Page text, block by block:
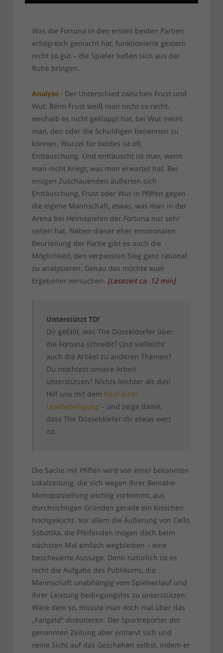
Was die Fortuna in den ersten beiden Partien
erfolgreich gemacht hat, funktionierte gestern
nicht so gut – die Spieler ließen sich aus der
Ruhe bringen.
Analyse · Der Unterschied zwischen Frust und
Wut: Beim Frust weiß man nicht so recht,
weshalb es nicht geklappt hat, bei Wut meint
man, den oder die Schuldigen benennen zu
können. Wurzel für beides ist oft
Enttäuschung. Und enttäuscht ist man, wenn
man nicht kriegt, was man erwartet hat. Bei
einigen Zuschauenden äußerten sich
Enttäuschung, Frust oder Wut in Pfiffen gegen
die eigene Mannschaft, etwas, was man in der
Arena bei Heimspielen der Fortuna nur sehr
selten hat. Neben dieser eher emotionalen
Beurteilung der Partie gibt es auch die
Möglichkeit, den verpassten Sieg ganz rational
zu analysieren. Genau das möchte euer
Ergebener versuchen. [Lesezeit ca. 12 min]
Unterstützt TD!
Dir gefällt, was The Düsseldorfer über
die Fortuna schreibt? Und vielleicht
auch die Artikel zu anderen Themen?
Du möchtest unsere Arbeit
unterstützen? Nichts leichter als das!
Hilf uns mit dem Kauf einer
Lesebeteiligung – und zeige damit,
dass The Düsseldorfer dir etwas wert
ist.
Die Sache mit Pfiffen wird von einer bekannten
Lokalzeitung, die sich wegen ihrer Beinahe-
Monopolstellung wichtig vorkommt, aus
durchsichtigen Gründen gerade ein bisschen
hochgekocht. Vor allem die Äußerung von Cello
Sobottka, die Pfeifenden mögen doch beim
nächsten Mal einfach wegbleiben – eine
bescheuerte Aussage. Denn natürlich ist es
nicht die Aufgabe des Publikums, die
Mannschaft unabhängig vom Spielverlauf und
ihrer Leistung bedingungslos zu unterstützen.
Wäre dem so, müsste man doch mal über das
„Fangeld“ diskutieren. Der Sportreporter der
genannten Zeitung aber entlarvt sich und
seine Sicht auf das Geschehen selbst, indem er